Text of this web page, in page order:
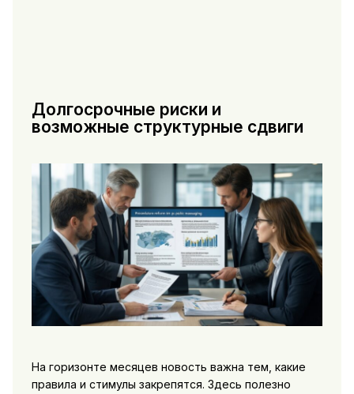
Долгосрочные риски и
возможные структурные сдвиги
На горизонте месяцев новость важна тем, какие
правила и стимулы закрепятся. Здесь полезно